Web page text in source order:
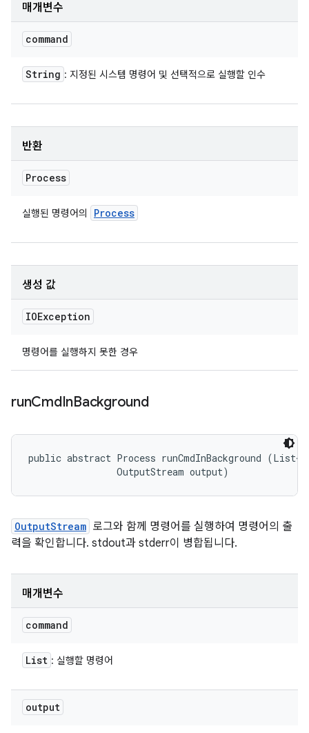
매개변수
command
String : 지정된 시스템 명령어 및 선택적으로 실행할 인수
반환
Process
실행된 명령어의 Process
생성 값
IOException
명령어를 실행하지 못한 경우
runCmdInBackground
public abstract Process runCmdInBackground
                OutputStream output)
OutputStream 로그와 함께 명령어를 실행하여 명령어의 출
력을 확인합니다. stdout과 stderr이 병합됩니다.
매개변수
command
List : 실행할 명령어
output